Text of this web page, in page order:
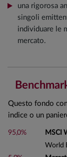
una rigorosa
singoli
individuare le
mercato.
Questo fondo
indice o un
95,0% MSCI
World